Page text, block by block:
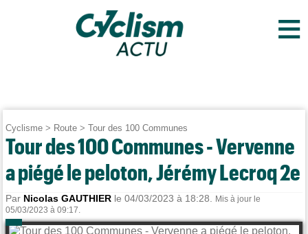
≡
Cyclisme > Route >Tour des 100 Communes
Tour des 100 Communes - Vervenne
a piégé le peloton, Jérémy Lecroq 2e
Par Nicolas GAUTHIER le 04/03/2023 à 18:28.
Mis à jour le
05/03/2023 à 09:17.